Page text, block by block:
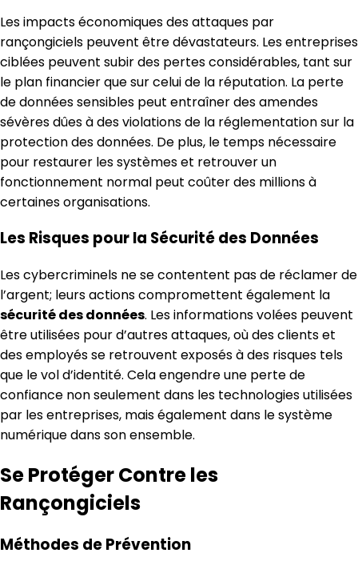
Les impacts économiques des attaques par
rançongiciels peuvent être dévastateurs. Les entreprises
ciblées peuvent subir des pertes considérables, tant sur
le plan financier que sur celui de la réputation. La perte
de données sensibles peut entraîner des amendes
sévères dûes à des violations de la réglementation sur la
protection des données. De plus, le temps nécessaire
pour restaurer les systèmes et retrouver un
fonctionnement normal peut coûter des millions à
certaines organisations.
Les Risques pour la Sécurité des Données
Les cybercriminels ne se contentent pas de réclamer de
l’argent; leurs actions compromettent également la
sécurité des données. Les informations volées peuvent
être utilisées pour d’autres attaques, où des clients et
des employés se retrouvent exposés à des risques tels
que le vol d’identité. Cela engendre une perte de
confiance non seulement dans les technologies utilisées
par les entreprises, mais également dans le système
numérique dans son ensemble.
Se Protéger Contre les
Rançongiciels
Méthodes de Prévention